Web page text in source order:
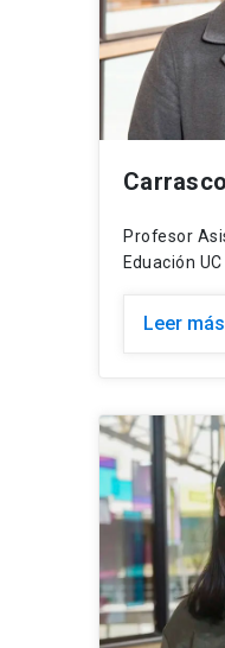
Profesor
Eduación UC
Leer más